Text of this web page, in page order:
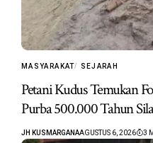
MASYARAKAT SEJARAH
Petani Kudus Temukan
Purba 500.000 Tahun
JH KUSMARGANAAGUSTUS 6, 2026 3